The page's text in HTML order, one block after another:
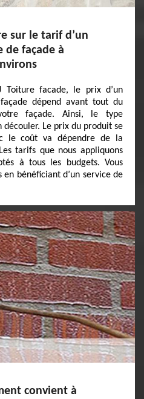
sur le tarif d’un
façade à
Toiture facade, le prix d’un
dépend avant tout du
façade. Ainsi, le type
découler. Le prix du produit se
le coût va dépendre de la
tarifs que nous appliquons
à tous les budgets. Vous
bénéficiant d’un service de
convient à